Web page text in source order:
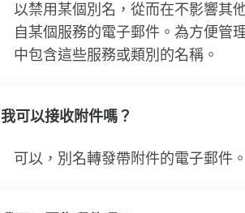
以禁用某個別名，從而在不影響其
自某個服務的電子郵件。為方便管
中包含這些服務或類別的名稱。
我可以接收附件嗎？
可以，別名轉發帶附件的電子郵件。